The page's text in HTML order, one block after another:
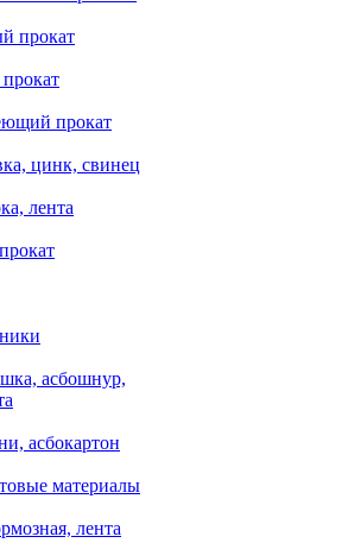
прокат
прокат
цинк, свинец
лента
асбошнур,
асбокартон
материалы
лента